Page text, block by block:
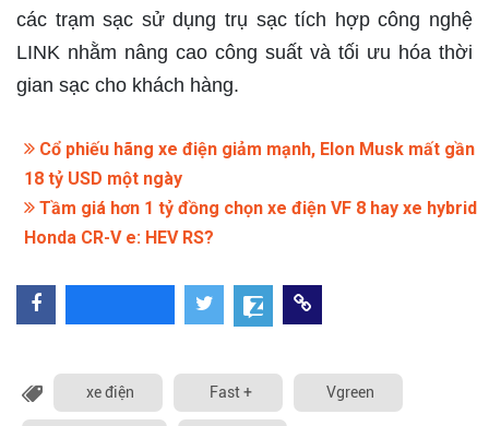
các trạm sạc sử dụng trụ sạc tích hợp công nghệ
LINK nhằm nâng cao công suất và tối ưu hóa thời
gian sạc cho khách hàng.
Cổ phiếu hãng xe điện giảm mạnh, Elon Musk mất gần
18 tỷ USD một ngày
Tầm giá hơn 1 tỷ đồng chọn xe điện VF 8 hay xe hybrid
Honda CR-V e: HEV RS?
xe điện Fast + Vgreen